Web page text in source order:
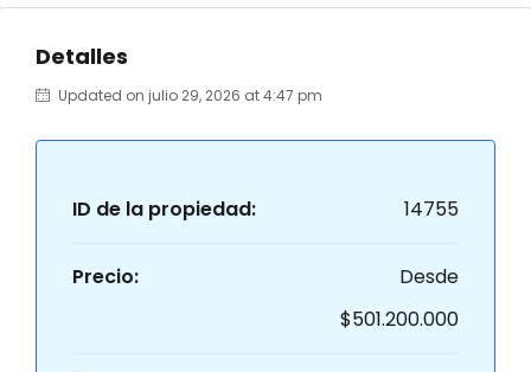
Detalles
Updated on julio 29, 2026 at 4:47 pm
ID de la propiedad: 14755
Precio:
Desde
$501.200.000